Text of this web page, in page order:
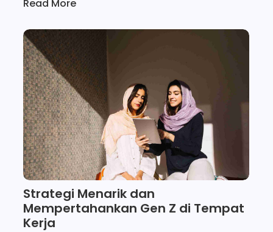
Read More
Strategi Menarik dan
Mempertahankan Gen Z di Tempat
Kerja